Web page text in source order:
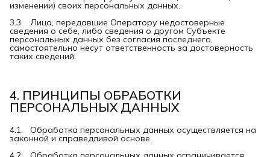
изменении) своих персональных данных.
3.3. Лица, передавшие Оператору недостоверные
сведения о себе, либо сведения о другом Субъекте
персональных данных без согласия последнего,
самостоятельно несут ответственность за достоверность
таких сведений.
4. ПРИНЦИПЫ ОБРАБОТКИ
ПЕРСОНАЛЬНЫХ ДАННЫХ
4.1. Обработка персональных данных осуществляется на
законной и справедливой основе.